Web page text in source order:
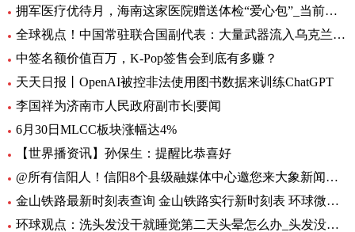
拥军医疗优待月，海南这家医院赠送体检“爱心包”_当前头条
全球视点！中国常驻联合国副代表：大量武器流入乌克兰 外溢影响和扩散风险与日俱增
中签名额价值百万，K-Pop签售会到底有多赚？
天天日报丨OpenAI被控非法使用图书数据来训练ChatGPT
李国祥为济南市人民政府副市长|要闻
6月30日MLCC板块涨幅达4%
【世界播资讯】孙保生：提醒比恭喜好
@所有信阳人！信阳8个县级融媒体中心邀您来大象新闻，一起争做“山水茶都，红色信阳”推荐官
金山铁路最新时刻表查询 金山铁路实行新时刻表 环球微头条
环球观点：洗头发没干就睡觉第二天头晕怎么办_头发没吹干睡觉头疼怎么办